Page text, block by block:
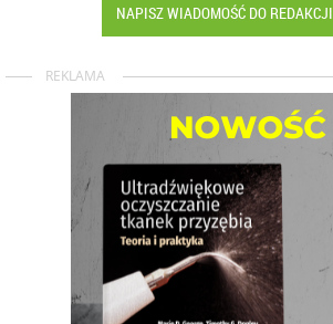
NAPISZ WIADOMOŚĆ DO REDAKCJI
REKLAMA